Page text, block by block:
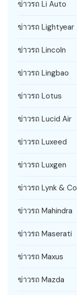
ข่าวรถ Li Auto
ข่าวรถ Lightyear
ข่าวรถ Lincoln
ข่าวรถ Lingbao
ข่าวรถ Lotus
ข่าวรถ Lucid Air
ข่าวรถ Luxeed
ข่าวรถ Luxgen
ข่าวรถ Lynk & Co
ข่าวรถ Mahindra
ข่าวรถ Maserati
ข่าวรถ Maxus
ข่าวรถ Mazda